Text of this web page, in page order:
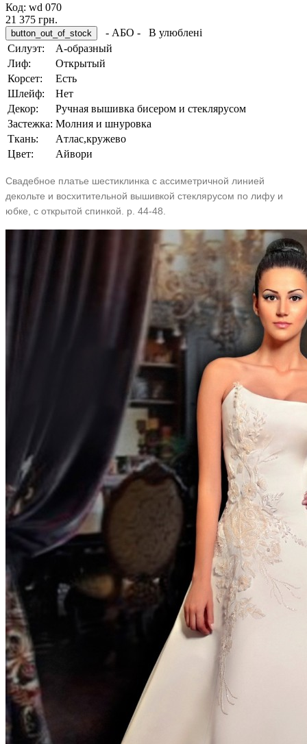
Код: wd 070
21 375 грн.
- АБО -
В улюблені
Силуэт:
А-образный
Лиф:
Oткрытый
Корсет:
Eсть
Шлейф:
Hет
Декор:
Pучная вышивка бисером и стеклярусом
Застежка: Молния и шнуровка
Ткань:
Aтлас,кружево
Цвет:
Aйвори
Свадебное платье шестиклинка с ассиметричной линией
декольте и восхитительной вышивкой стеклярусом по лифу и
юбке, с открытой спинкой. р. 44-48.